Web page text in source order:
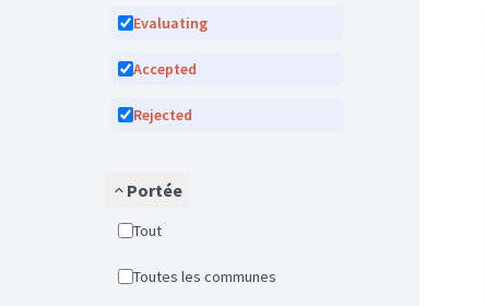
Evaluating
Accepted
Rejected
Portée
Tout
Toutes les communes